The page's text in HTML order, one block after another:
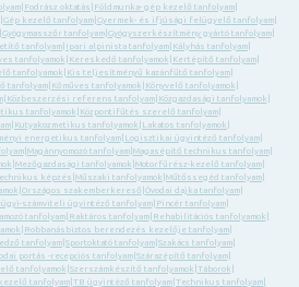
Fodrász oktatás Földmunka- gép kezelő tanfolyam
Gép kezelő tanfolyam| Gyermek- és ifjúsági felügyelő tanfolyam|
Gyógymasszőr tanfolyam| Gyógyszerkészítmény gyártó tanfolyam|
tanfolyam Ipari alpinista tanfolyam Kályhás tanfolyam
tanfolyamok Kereskedő tanfolyamok Kertépítő tanfolyam|
tanfolyamok Kis teljesítményű kazánfűtő tanfolyam|
tanfolyam| Kőműves tanfolyamok Könyvelő tanfolyamok
| Közbeszerzési referens tanfolyam| Közgazdasági tanfolyamok
tanfolyamok Központifűtés szerelő tanfolyam|
Kutyakozmetikus tanfolyamok Lakatos tanfolyamok
energetikus tanfolyam| Logisztikai ügyintéző tanfolyam|
| Magánnyomozó tanfolyam| Magasépítő technikus tanfolyam|
Mezőgazdasági tanfolyamok Motorfűrész-kezelő tanfolyam|
képzés Műszaki tanfolyamok Műtőssegéd tanfolyam
Országos szakemberkereső Óvodai dajka tanfolyam|
számviteli ügyintéző tanfolyam| Pincér tanfolyam|
tanfolyam| Raktáros tanfolyam| Rehabilitációs tanfolyamok
Robbanásbiztos berendezés kezelője tanfolyam
tanfolyam Sportoktató tanfolyam Szakács tanfolyam
portás -recepciós tanfolyam| Szárazépítő tanfolyam|
tanfolyamok Szerszámkészítő tanfolyamok Táborok
tanfolyam TB ügyintéző tanfolyam Technikus tanfolyam